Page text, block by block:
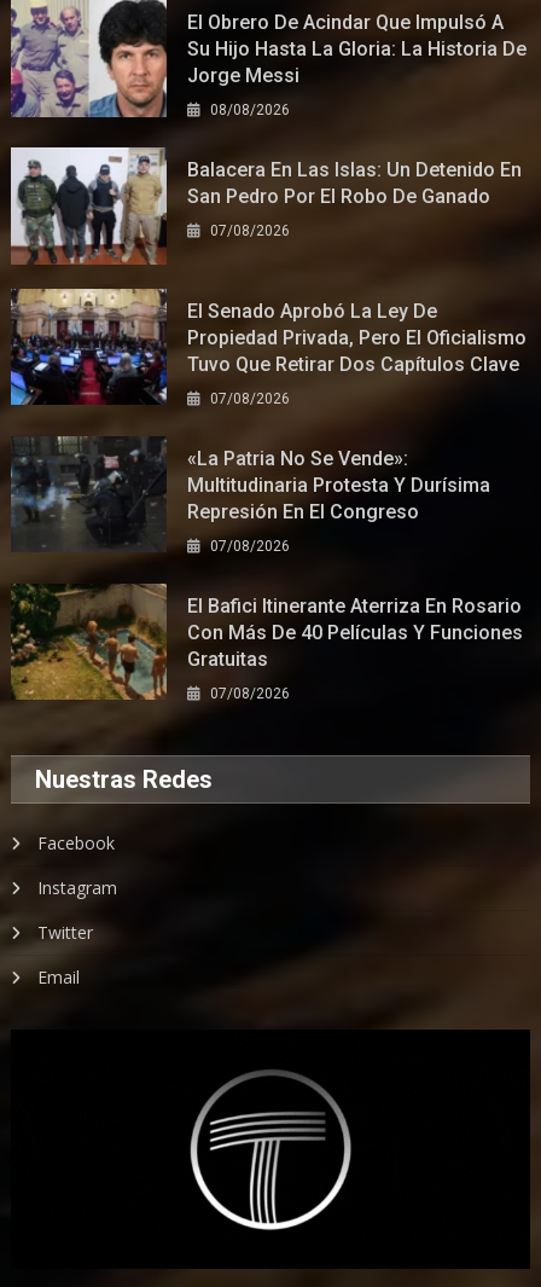
El Obrero De Acindar Que Impulsó A
Su Hijo Hasta La Gloria: La Historia De
Jorge Messi
08/08/2026
Balacera En Las Islas: Un Detenido En
San Pedro Por El Robo De Ganado
07/08/2026
El Senado Aprobó La Ley De
Propiedad Privada, Pero El Oficialismo
Tuvo Que Retirar Dos Capítulos Clave
07/08/2026
«La Patria No Se Vende»:
Multitudinaria Protesta Y Durísima
Represión En El Congreso
07/08/2026
El Bafici Itinerante Aterriza En Rosario
Con Más De 40 Películas Y Funciones
Gratuitas
07/08/2026
Nuestras Redes
Facebook
Instagram
Twitter
Email